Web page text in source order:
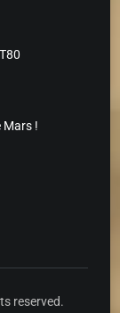
Mars !
reserved.